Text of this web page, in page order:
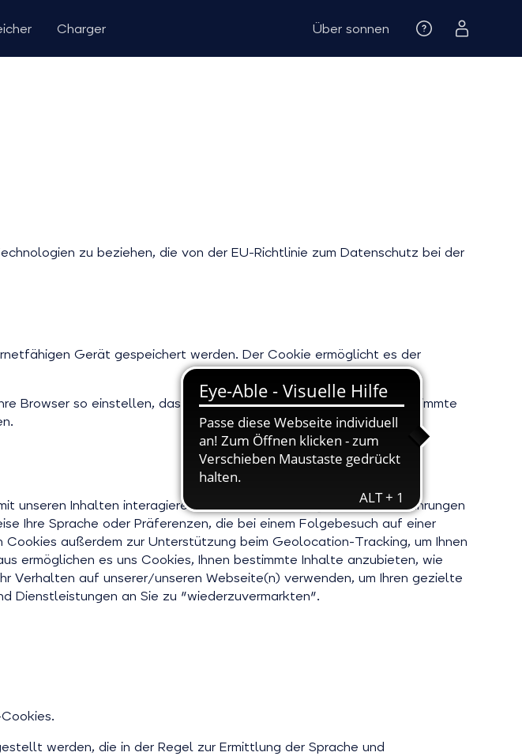
Charger Über sonnen
zu beziehen, die von der EU-Richtlinie zum Datenschutz bei der
Gerät gespeichert werden. Der Cookie ermöglicht es der
Browser so einstellen, dass gewisse Arten von Cookies oder bestimmte
unseren Inhalten interagieren und es uns zu ermöglichen, Ihre Erfahrungen
Ihre Sprache oder Präferenzen, die bei einem Folgebesuch auf einer
außerdem zur Unterstützung beim Geolocation-Tracking, um Ihnen
ermöglichen es uns Cookies, Ihnen bestimmte Inhalte anzubieten, wie
Verhalten auf unserer/unseren Webseite(n) verwenden, um Ihren gezielte
Dienstleistungen an Sie zu "wiederzuvermarkten".
werden, die in der Regel zur Ermittlung der Sprache und